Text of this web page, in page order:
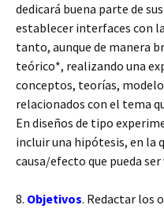
dedicará buena parte de
establecer interfaces con
tanto, aunque de manera
teórico*, realizando una
conceptos, teorías,
relacionados con el tema
En diseños de tipo
incluir una hipótesis, en la
causa/efecto que pueda
8. Objetivos. Redactar los